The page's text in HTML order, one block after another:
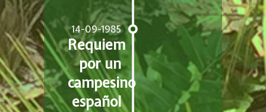
14-09-1985
Requiem
por un
campesino
español